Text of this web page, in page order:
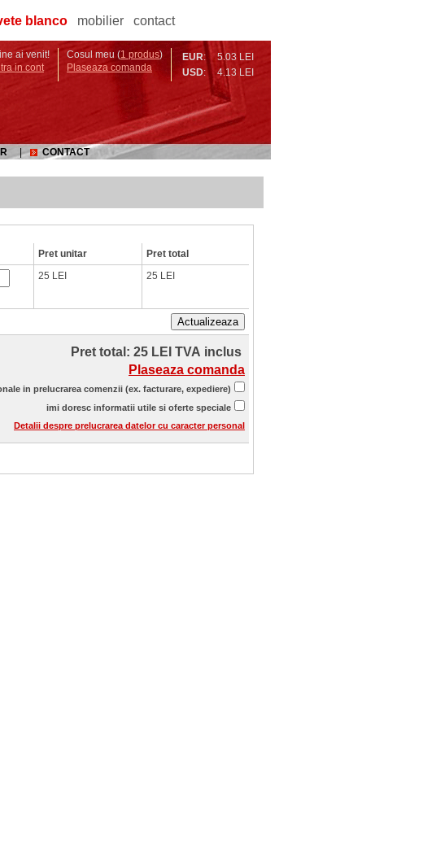
blanco mobilier contact
ai venit!
in cont
Cosul meu (1 produs)
Plaseaza comanda
EUR:
5.03 LEI
USD: 4.13 LEI
CONTACT
Pret unitar
Pret total
25 LEI 25 LEI
Actualizeaza
Pret total: 25 LEI TVA inclus
Plaseaza comanda
in prelucrarea comenzii (ex. facturare, expediere)
imi doresc informatii utile si oferte speciale
Detalii despre prelucrarea datelor cu caracter personal